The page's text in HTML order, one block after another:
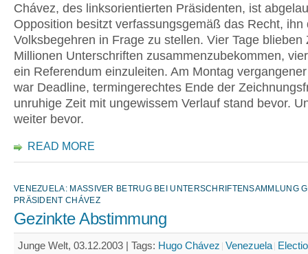
Chávez, des linksorientierten Präsidenten, ist
Opposition besitzt verfassungsgemäß das Recht, ihn
Volksbegehren in Frage zu stellen. Vier Tage blieben
Millionen Unterschriften zusammenzubekommen,
ein Referendum einzuleiten. Am Montag
war Deadline, termingerechtes Ende der
unruhige Zeit mit ungewissem Verlauf stand bevor.
weiter bevor.
READ MORE
VENEZUELA: MASSIVER BETRUG BEI UNTERSCHRIFTENSAMMLUNG
PRÄSIDENT CHÁVEZ
Gezinkte Abstimmung
Junge Welt, 03.12.2003 | Tags: Hugo Chávez Venezuela